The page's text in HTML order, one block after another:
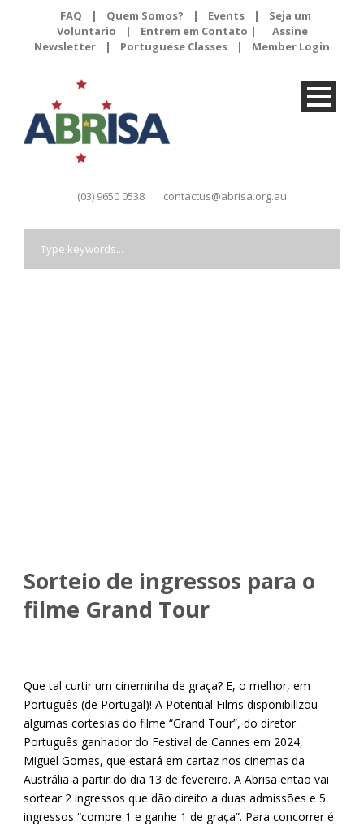
FAQ | Quem Somos? | Events |
Seja um
Voluntario
| Entrem em Contato |
Assine
Newsletter
| Portuguese Classes | Member Login
(03) 9650 0538 contactus@abrisa.org.au
Sorteio de ingressos para o
filme Grand Tour
Que tal curtir um cineminha de graça? E, o melhor, em
Português (de Portugal)! A Potential Films disponibilizou
algumas cortesias do filme “Grand Tour”, do diretor
Português ganhador do Festival de Cannes em 2024,
Miguel Gomes, que estará em cartaz nos cinemas da
Austrália a partir do dia 13 de fevereiro. A Abrisa então vai
sortear 2 ingressos que dão direito a duas admissões e 5
ingressos “compre 1 e ganhe 1 de graça”. Para concorrer é